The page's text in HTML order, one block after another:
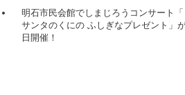
明石市民会館でしまじろうコンサート「
サンタのくにの ふしぎなプレゼント」
日開催！